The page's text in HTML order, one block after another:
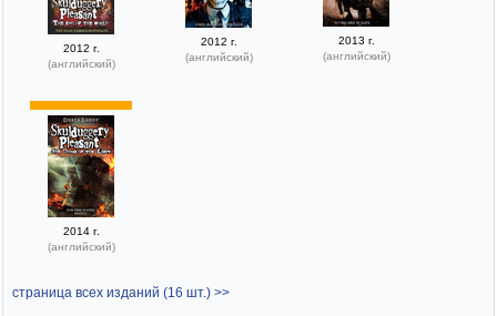
2012 г.
(английский)
2012 г.
(английский)
2013 г.
(английский)
2014 г.
(английский)
страница всех изданий (16 шт.) >>